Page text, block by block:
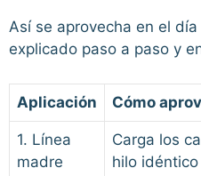
Así se aprovecha en el
explicado paso a paso y
Aplicación Cómo
1. Línea
madre
Carga los
hilo